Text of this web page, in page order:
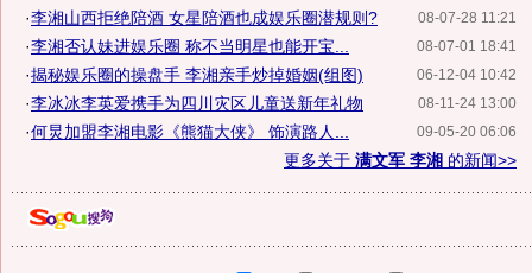
08-07-28 11:21
·李湘山西拒绝陪酒 女星陪酒也成娱乐圈潜规则?
08-07-01 18:41
·李湘否认妹进娱乐圈 称不当明星也能开宝...
06-12-04 10:42
·揭秘娱乐圈的操盘手 李湘亲手炒掉婚姻(组图)
08-11-24 13:00
·李冰冰李英爱携手为四川灾区儿童送新年礼物
09-05-20 06:06
·何炅加盟李湘电影《熊猫大侠》 饰演路人...
更多关于 满文军 李湘 的新闻>>